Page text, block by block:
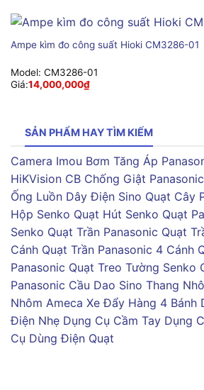
Ampe kìm đo công suất Hioki CM3286-01
Model: CM3286-01
Giá:14,000,000₫
SẢN PHẨM HAY TÌM KIẾM
Camera Imou Bơm Tăng Áp
HiKVision CB Chống Giật Panasonic
Ống Luồn Dây Điện Sino Quạt Cây
Hộp Senko Quạt Hút Senko Quạt
Senko Quạt Trần Panasonic Quạt
Cánh Quạt Trần Panasonic 4 Cánh
Panasonic Quạt Treo Tường Senko
Panasonic Cầu Dao Sino Thang
Nhôm Ameca Xe Đẩy Hàng 4 Bánh
Điện Nhẹ Dụng Cụ Cầm Tay Dụng
Cụ Dùng Điện Quạt